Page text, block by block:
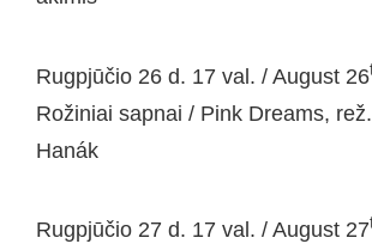
Rugpjūčio 26 d. 17 val. / August 26
Rožiniai sapnai / Pink Dreams,
Hanák
Rugpjūčio 27 d. 17 val. / August 27